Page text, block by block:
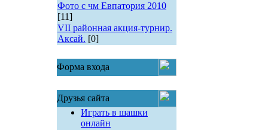
Фото с чм Евпатория 2010
[11]
VII районная акция-турнир.
Аксай. [0]
Форма входа
Друзья сайта
Играть в шашки
онлайн